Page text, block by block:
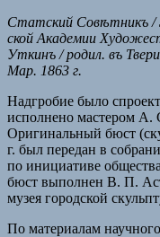
Статский Совѣтникъ
ской Академии
Уткинъ / родил. въ
Map. 1863 г.
Надгробие было
исполнено мастером
Оригинальный бюст
г. был передан в
по инициативе
бюст выполнен В. П.
музея городской
По материалам